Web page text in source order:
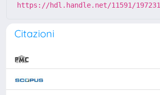
https://hdl.handle.net/11591/197231
Citazioni